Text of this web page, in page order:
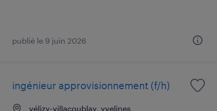
publié le 9 juin 2026
ingénieur approvisionnement (f/h)
vélizy-villacoublay, yvelines